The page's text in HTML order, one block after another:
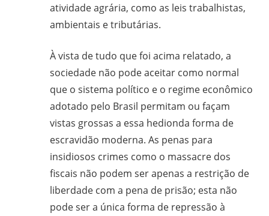
atividade agrária, como as leis trabalhistas,
ambientais e tributárias.
À vista de tudo que foi acima relatado, a
sociedade não pode aceitar como normal
que o sistema político e o regime econômico
adotado pelo Brasil permitam ou façam
vistas grossas a essa hedionda forma de
escravidão moderna. As penas para
insidiosos crimes como o massacre dos
fiscais não podem ser apenas a restrição de
liberdade com a pena de prisão; esta não
pode ser a única forma de repressão à